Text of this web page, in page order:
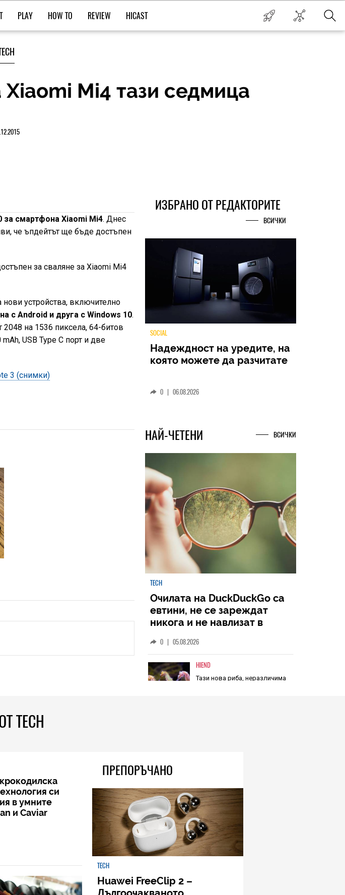
PLAY HOW TO REVIEW HICAST
Mi4 тази седмица
за смартфона Xiaomi Mi4. Днес
че ъпдейтът ще бъде достъпен
за сваляне за Xiaomi Mi4
устройства, включително
с Android и друга с Windows 10.
2048 на 1536 пиксела, 64-битов
USB Type C порт и две
3 (снимки)
ИЗБРАНО ОТ РЕДАКТОРИТЕ
ВСИЧКИ
TECH
Ultra – ново име, познато
НАЙ-ЧЕТЕНИ
TECH
Очилата на DuckDuckGo са
евтини, не се зареждат
личното пространство – и
вашето, и чуждото
0 | 05.08.2026
06.08.2026
TECH
Юбилейният iPhone и
сгъваемият iPhone Fold:
TECH
си
в умните
и Caviar
ПРЕПОРЪЧАНО
TECH
Huawei FreeClip 2 –